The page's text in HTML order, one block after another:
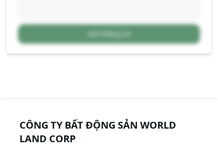
Gửi thông tin
CÔNG TY BẤT ĐỘNG SẢN WORLD
LAND CORP